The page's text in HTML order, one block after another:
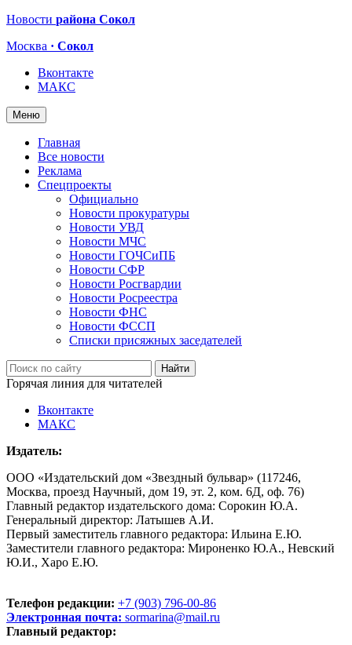
Новости района Сокол
Москва · Сокол
Вконтакте
МАКС
Меню
Главная
Все новости
Реклама
Спецпроекты
Официально
Новости прокуратуры
Новости УВД
Новости МЧС
Новости ГОЧСиПБ
Новости СФР
Новости Росгвардии
Новости Росреестра
Новости ФНС
Новости ФССП
Списки присяжных заседателей
Горячая линия для читателей
Вконтакте
МАКС
Издатель:
ООО «Издательский дом «Звездный бульвар» (117246,
Москва, проезд Научный, дом 19, эт. 2, ком. 6Д, оф. 76)
Главный редактор издательского дома: Сорокин Ю.А.
Генеральный директор: Латышев А.И.
Первый заместитель главного редактора: Ильина Е.Ю.
Заместители главного редактора: Мироненко Ю.А., Невский
Ю.И., Харо Е.Ю.
Телефон редакции: +7 (903) 796-00-86
Электронная почта: sormarina@mail.ru
Главный редактор: